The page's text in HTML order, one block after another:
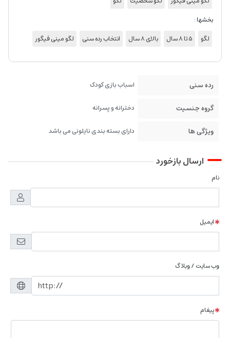
بخشها :
لگو
5 تا 8 سال بالای 8 سال انتخاب رده سنی لگو مینی فیگور
رده سنی اسباب بازی کودک
گروه جنسیت دخترانه و پسرانه
ویژگی ها دارای بسته بندی نایلونی می باشد
ارسال بازخورد
نام
ایمیل
وب سایت / وبلاگ
پیغام